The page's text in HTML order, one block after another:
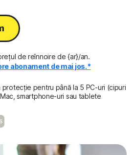
de reînnoire de {ar}/an.
abonament de mai jos.*
pentru până la 5 PC-uri (cipuri
smartphone-uri sau tablete